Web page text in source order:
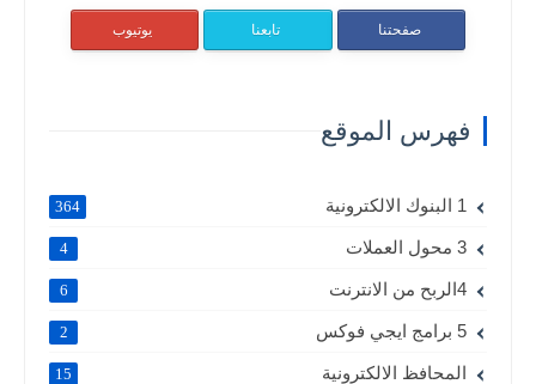
صفحتنا تابعنا يوتيوب
فهرس الموقع
1 البنوك الالكترونية 364
3 محول العملات 4
4الربح من الانترنت 6
5 برامج ايجي فوكس 2
المحافظ الالكترونية 15